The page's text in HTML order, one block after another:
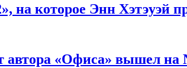
на которое Энн Хэтэуэй
автора «Офиса» вышел на